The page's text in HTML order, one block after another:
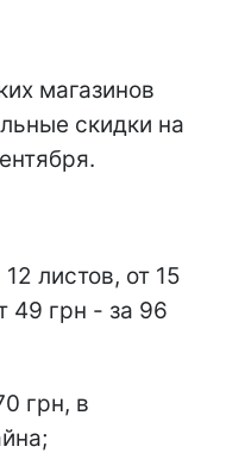
магазинов
скидки на
листов, от 15
49 грн - за 96
грн, в